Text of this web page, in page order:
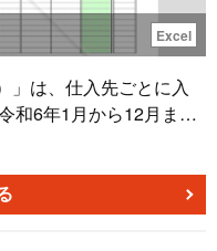
Excel
」は、仕入先ごとに入
和6年1月から12月まで
向を把握できます。こ
用ください。このテン